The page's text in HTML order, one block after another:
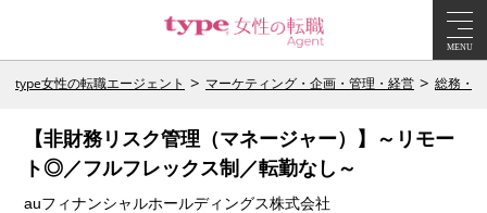
MENU
type女性の転職エージェント マーケティング・企画・管理・経営 総務・
【非財務リスク管理（マネージャー）】～リモー
ト◎／フルフレックス制／転勤なし～
auフィナンシャルホールディングス株式会社